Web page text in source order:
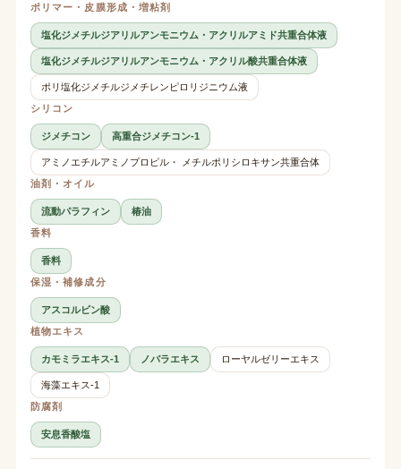
ポリマー・皮膜形成・増粘剤
塩化ジメチルジアリルアンモニウム・アクリルアミド共重合体液
塩化ジメチルジアリルアンモニウム・アクリル酸共重合体液
ポリ塩化ジメチルジメチレンピロリジニウム液
シリコン
ジメチコン 高重合ジメチコン-1
アミノエチルアミノプロピル・ メチルポリシロキサン共重合体
油剤・オイル
流動パラフィン
椿油
香料
香料
保湿・補修成分
アスコルビン酸
植物エキス
カモミラエキス-1 ノバラエキス ローヤルゼリーエキス
海藻エキス-1
防腐剤
安息香酸塩